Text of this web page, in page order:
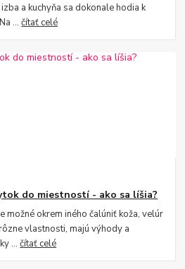
a kuchyňa sa dokonale hodia k
...čítať celé
do miestností - ako sa líšia?
možné okrem iného čalúniť koža, velúr
vlastnosti, majú výhody a
...čítať celé